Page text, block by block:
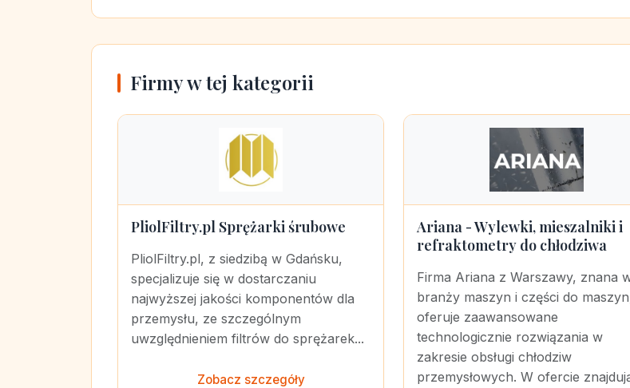
Firmy w tej kategorii
PliolFiltry.pl Sprężarki śrubowe
PliolFiltry.pl, z siedzibą w Gdańsku,
specjalizuje się w dostarczaniu
najwyższej jakości komponentów dla
przemysłu, ze szczególnym
uwzględnieniem filtrów do sprężarek...
Zobacz szczegóły
Ariana - Wylewki, mieszalniki i
refraktometry do chłodziwa
Firma Ariana z Warszawy, znana
branży maszyn i części do
oferuje zaawansowane
technologicznie rozwiązania w
zakresie obsługi chłodziw
przemysłowych. W ofercie